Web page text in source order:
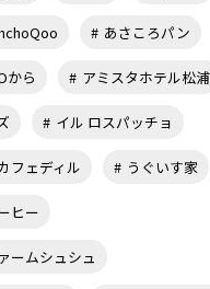
あさころパン
から アミスタホテル松浦
イル ロスパッチョ
フェディル うぐいす家
ヒー
ームシュシュ